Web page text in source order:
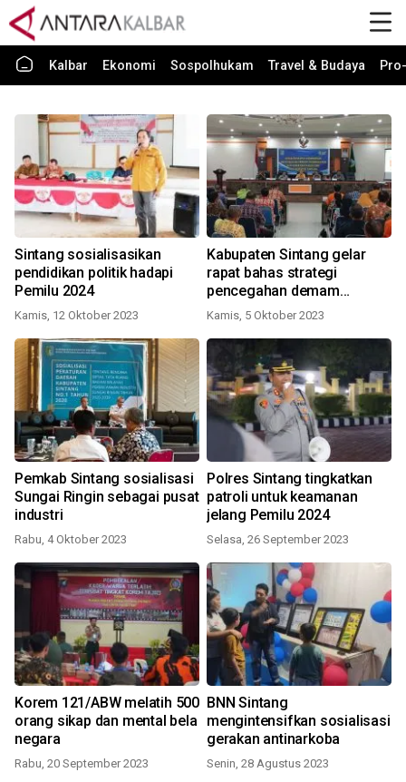
Kalbar Ekonomi Sospolhukam Travel & Budaya
Sintang sosialisasikan
pendidikan politik hadapi
Pemilu 2024
Kamis, 12 Oktober 2023
Kabupaten Sintang gelar
rapat bahas strategi
pencegahan demam
berdarah
Kamis, 5 Oktober 2023
Pemkab Sintang sosialisasi
Sungai Ringin sebagai pusat
industri
Rabu, 4 Oktober 2023
Polres Sintang tingkatkan
patroli untuk keamanan
jelang Pemilu 2024
Selasa, 26 September 2023
Korem 121/ABW melatih 500
orang sikap dan mental bela
negara
Rabu, 20 September 2023
BNN Sintang
mengintensifkan sosialisasi
gerakan antinarkoba
Senin, 28 Agustus 2023